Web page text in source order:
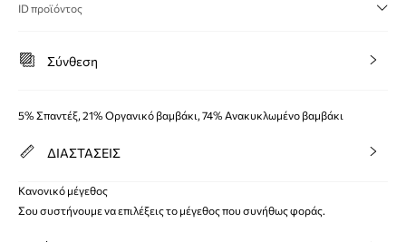
ID προϊόντος
Σύνθεση
5% Σπαντέξ, 21% Οργανικό βαμβάκι, 74% Ανακυκλωμένο βαμβάκι
ΔΙΑΣΤΑΣΕΙΣ
Κανονικό μέγεθος
Σου συστήνουμε να επιλέξεις το μέγεθος που συνήθως φοράς.